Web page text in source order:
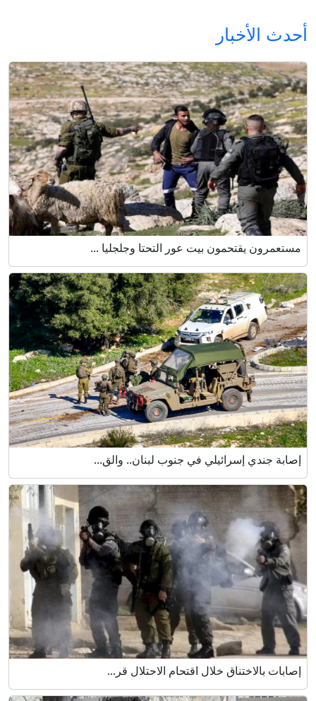
أحدث الأخبار
مستعمرون يقتحمون بيت عور التحتا وجلجليا ...
إصابة جندي إسرائيلي في جنوب لبنان.. والق...
إصابات بالاختناق خلال اقتحام الاحتلال قر...